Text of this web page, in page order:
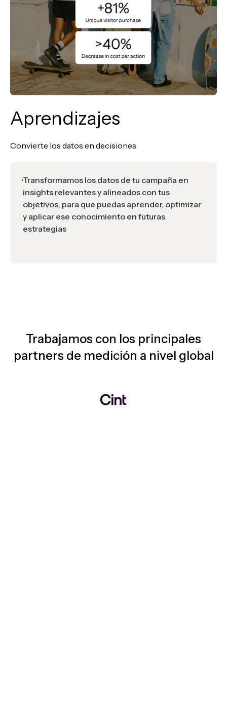
Aprendizajes
Convierte los datos en decisiones
Transformamos los datos de tu campaña en
insights relevantes y alineados con tus
objetivos, para que puedas aprender, optimizar
y aplicar ese conocimiento en futuras
estrategias
Trabajamos con los principales
partners de medición a nivel global